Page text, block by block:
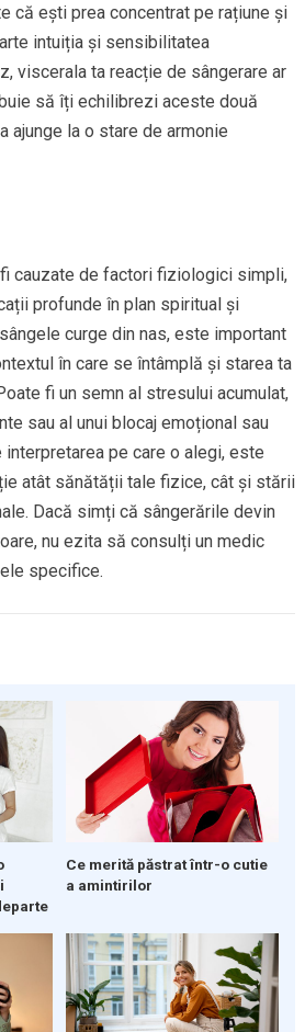
că ești prea concentrat pe rațiune și
intuiția și sensibilitatea
viscerala ta reacție de sângerare ar
să îți echilibrezi aceste două
ajunge la o stare de armonie
cauzate de factori fiziologici simpli,
profunde în plan spiritual și
curge din nas, este important
în care se întâmplă și starea ta
fi un semn al stresului acumulat,
sau al unui blocaj emoțional sau
pe care o alegi, este
atât sănătății tale fizice, cât și stării
Dacă simți că sângerările devin
nu ezita să consulți un medic
specifice.
Ce merită păstrat într-o cutie
a amintirilor